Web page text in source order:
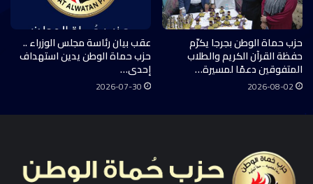
حزب حماة الوطن بجرجا يكرّم
حفظة القرآن الكريم والطلاب
المتفوقين دعمًا لمسيرة…
2026-08-02
عقب بيان رئاسة مجلس الوزراء ..
حزب حماة الوطن يدين استهداف
إحدى…
2026-07-30